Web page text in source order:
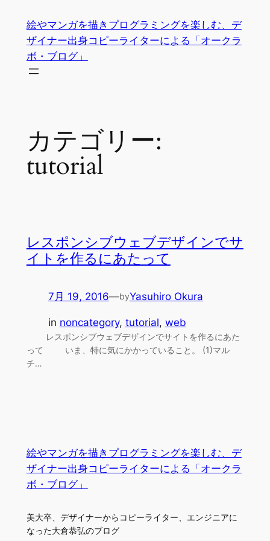
絵やマンガを描きプログラミングを楽しむ、デ
ザイナー出身コピーライターによる「オークラ
ボ・ブログ」
カテゴリー:
tutorial
レスポンシブウェブデザインでサ
イトを作るにあたって
7月 19, 2016—byYasuhiro Okura
in noncategory, tutorial, web
レスポンシブウェブデザインでサイトを作るにあた
って いま、特に気にかかっていること。 (1)マル
チ…
絵やマンガを描きプログラミングを楽しむ、デ
ザイナー出身コピーライターによる「オークラ
ボ・ブログ」
美大卒、デザイナーからコピーライター、エンジニアに
なった大倉恭弘のブログ